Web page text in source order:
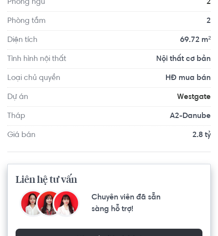
dạy nghề huyện Bình Chánh, trường Tiểu học – THCS –
THPT Albert Einstein (AES), trung tâm y tế, bệnh viện đa
thị Co.op Mart, trung tâm thể dục thể thao, cơ quan hành
chính, công viên, ngân hàng, trung tâm mua sắm, khu vui
Phòng ngủ 2
Phòng tắm 2
Diện tích 69.72 m²
Tình hình nội thất Nội thất cơ bản
Loại chủ quyền HĐ mua bán
Dự án Westgate
Tháp A2-Danube
Giá bán 2.8 tỷ
Liên hệ tư vấn
Chuyên viên đã sẵn
sàng hỗ trợ!